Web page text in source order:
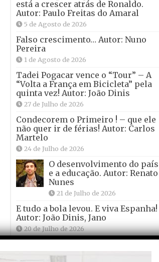
está a crescer atrás de Ronaldo.
Autor: Paulo Freitas do Amaral
5 de Agosto de 2026
Falso crescimento… Autor: Nuno
Pereira
1 de Agosto de 2026
Tadei Pogacar vence o “Tour” – A
“Volta a França em Bicicleta” pela
quinta vez! Autor: João Dinis
27 de Julho de 2026
Condecorem o Primeiro ! – que ele
não quer ir de férias! Autor: Carlos
Martelo
24 de Julho de 2026
O desenvolvimento do país
e a educação. Autor: Renato
Nunes
21 de Julho de 2026
E tudo a bola levou. E viva Espanha!
Autor: João Dinis, Jano
20 de Julho de 2026
Português esqueceu-